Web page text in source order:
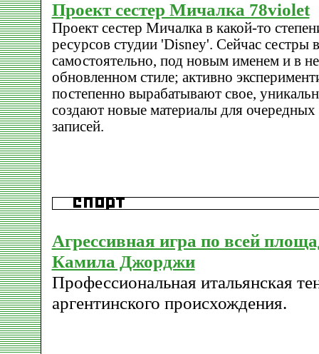
Проект сестер Мичалка 78violet
Проект сестер Мичалка в какой-то
ресурсов студии 'Disney'. Сейчас сестры
самостоятельно, под новым именем и в
обновленном стиле; активно
постепенно вырабатывают свое,
создают новые материалы для
записей.
Агрессивная игра по всей
Камила Джорджи
Профессиональная итальянская
аргентинского происхождения.